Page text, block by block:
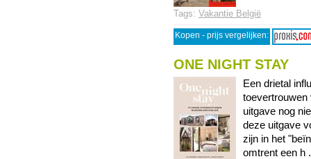
Tags: Vakantie België
Kopen - prijs vergelijken:
ONE NIGHT STAY
Een drietal
toevertrouwen
uitgave nog
deze uitgave
zijn in het
omtrent een h